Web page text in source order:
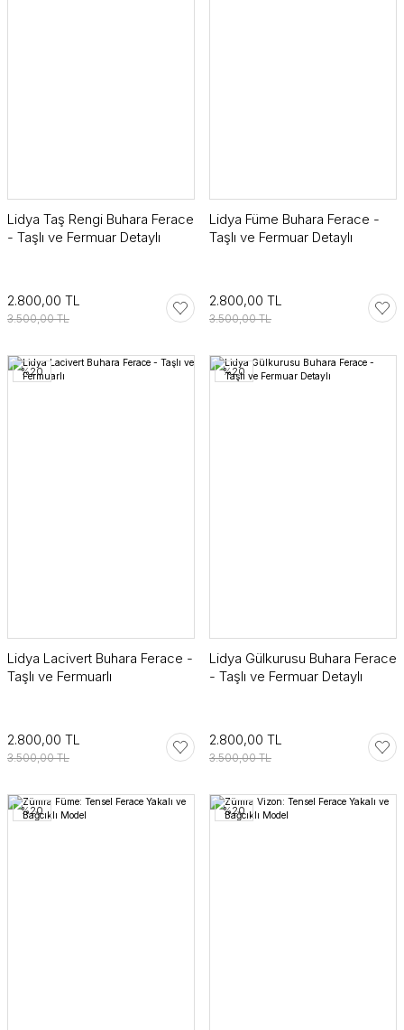
Lidya Taş Rengi Buhara Ferace
- Taşlı ve Fermuar Detaylı
2.800,00 TL
3.500,00 TL
Lidya Füme Buhara Ferace -
Taşlı ve Fermuar Detaylı
2.800,00 TL
3.500,00 TL
%20
Lidya Lacivert Buhara Ferace -
Taşlı ve Fermuarlı
2.800,00 TL
3.500,00 TL
%20
Lidya Gülkurusu Buhara Ferace
- Taşlı ve Fermuar Detaylı
2.800,00 TL
3.500,00 TL
%20 %20